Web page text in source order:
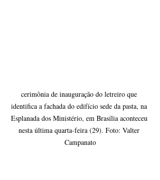
cerimônia de inauguração do letreiro que
identifica a fachada do edifício sede da pasta, na
Esplanada dos Ministério, em Brasília aconteceu
nesta última quarta-feira (29). Foto: Valter
Campanato